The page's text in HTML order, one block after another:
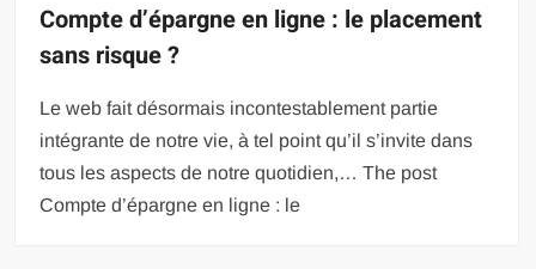
Compte d’épargne en ligne : le placement
sans risque ?
Le web fait désormais incontestablement partie
intégrante de notre vie, à tel point qu’il s’invite dans
tous les aspects de notre quotidien,… The post
Compte d’épargne en ligne : le